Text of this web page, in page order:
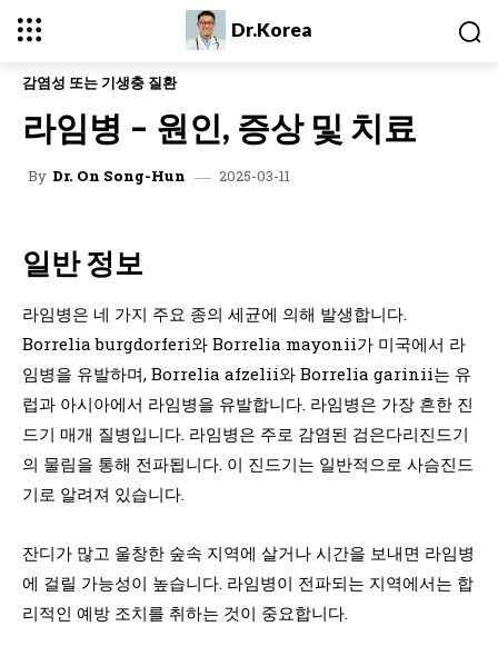
Dr.Korea
감염성 또는 기생충 질환
라임병 – 원인, 증상 및 치료
By Dr. On Song-Hun 2025-03-11
일반 정보
라임병은 네 가지 주요 종의 세균에 의해 발생합니다.
Borrelia burgdorferi와 Borrelia mayonii가 미국에서 라
임병을 유발하며, Borrelia afzelii와 Borrelia garinii는 유
럽과 아시아에서 라임병을 유발합니다. 라임병은 가장 흔한 진
드기 매개 질병입니다. 라임병은 주로 감염된 검은다리진드기
의 물림을 통해 전파됩니다. 이 진드기는 일반적으로 사슴진드
기로 알려져 있습니다.
잔디가 많고 울창한 숲속 지역에 살거나 시간을 보내면 라임병
에 걸릴 가능성이 높습니다. 라임병이 전파되는 지역에서는 합
리적인 예방 조치를 취하는 것이 중요합니다.